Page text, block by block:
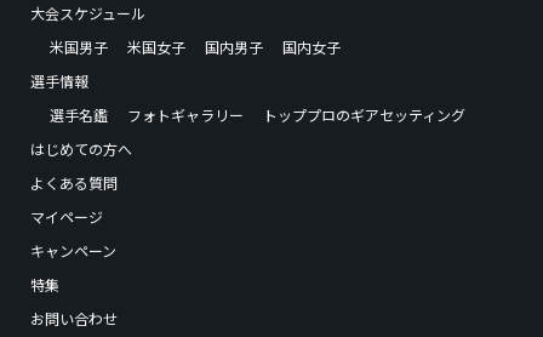
大会スケジュール
米国男子
米国女子 国内男子
国内女子
選手情報
選手名鑑
フォトギャラリー
トッププロのギアセッティング
はじめての方へ
よくある質問
マイページ
キャンペーン
特集
お問い合わせ